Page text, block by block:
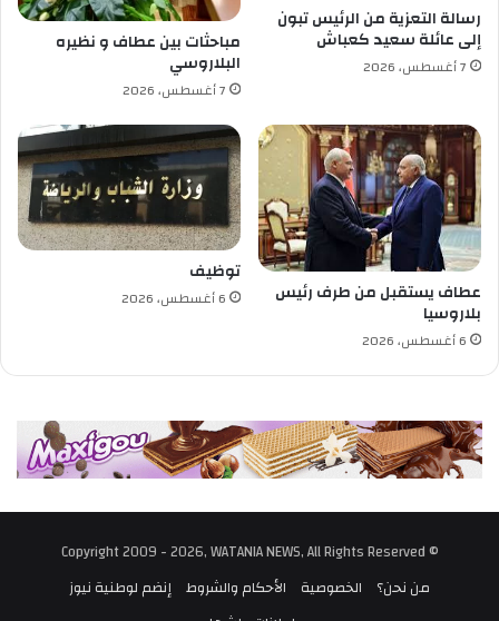
5
ش
خ
.
.
.
ه
ل
ت
ك
ف
ي
إ
ق
ا
ل
ا
م
د
رسالة التعزية من الرئيس تبون
إلى عائلة سعيد كعباش
7 أغسطس، 2026
مباحثات بين عطاف و نظيره
البلاروسي
7 أغسطس، 2026
عطاف يستقبل من طرف رئيس
بلاروسيا
6 أغسطس، 2026
توظيف
6 أغسطس، 2026
© Copyright 2009 - 2026, WATANIA NEWS, All Rights Reserved
من نحن؟
الخصوصية الأحكام والشروط إنضم لوطنية نيوز